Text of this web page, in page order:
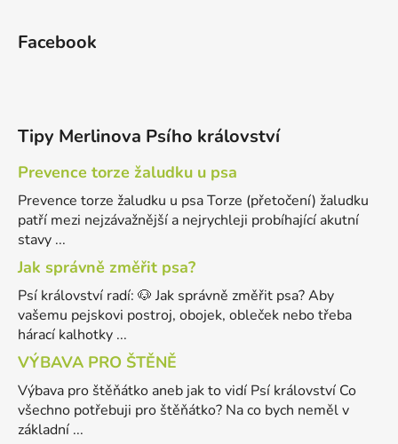
Facebook
Tipy Merlinova Psího království
Prevence torze žaludku u psa
Prevence torze žaludku u psa Torze (přetočení) žaludku
patří mezi nejzávažnější a nejrychleji probíhající akutní
stavy ...
Jak správně změřit psa?
Psí království radí: 🐶 Jak správně změřit psa? Aby
vašemu pejskovi postroj, obojek, obleček nebo třeba
hárací kalhotky ...
VÝBAVA PRO ŠTĚNĚ
Výbava pro štěňátko aneb jak to vidí Psí království Co
všechno potřebuji pro štěňátko? Na co bych neměl v
základní ...